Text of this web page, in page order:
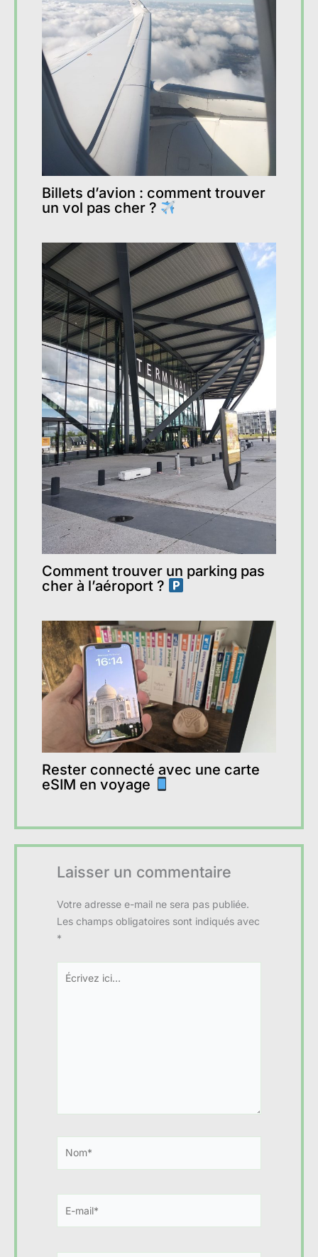
Billets d’avion : comment trouver
un vol pas cher ?
Comment trouver un parking pas
cher à l’aéroport ?
Rester connecté avec une carte
eSIM en voyage
Laisser un commentaire
Votre adresse e-mail ne sera pas publiée.
Les champs obligatoires sont indiqués avec
*
Écrivez
mail*